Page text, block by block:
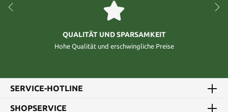
QUALITÄT UND SPARSAMKEIT
Hohe Qualität und erschwingliche Preise
SERVICE-HOTLINE
SHOPSERVICE